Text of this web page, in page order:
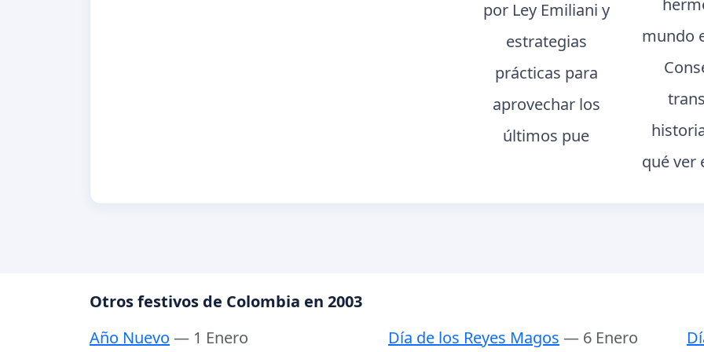
por Ley Emiliani y
estrategias
prácticas para
aprovechar los
últimos pue
mundo
qué ver
Otros festivos de Colombia en 2003
Año Nuevo — 1 Enero Día de los Reyes Magos — 6 Enero